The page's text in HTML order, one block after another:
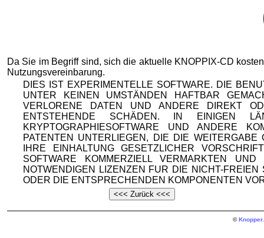
Da Sie im Begriff sind, sich die aktuelle KNOPPIX-CD
Nutzungsvereinbarung.
DIES IST EXPERIMENTELLE SOFTWARE. DIE
UNTER KEINEN UMSTÄNDEN HAFTBAR
VERLORENE DATEN UND ANDERE DIREKT
ENTSTEHENDE SCHÄDEN. IN EINIGEN
KRYPTOGRAPHIESOFTWARE UND ANDERE
PATENTEN UNTERLIEGEN, DIE DIE
IHRE EINHALTUNG GESETZLICHER
SOFTWARE KOMMERZIELL VERMARKTEN
NOTWENDIGEN LIZENZEN FUR DIE NICHT-
ODER DIE ENTSPRECHENDEN KOMPONENTEN
©